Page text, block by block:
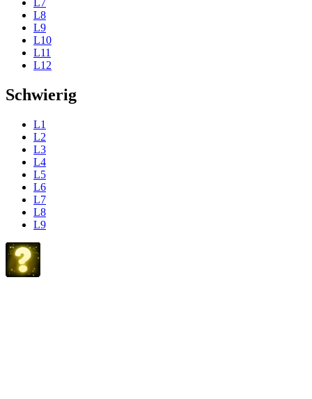
L7
L8
L9
L10
L11
L12
Schwierig
L1
L2
L3
L4
L5
L6
L7
L8
L9